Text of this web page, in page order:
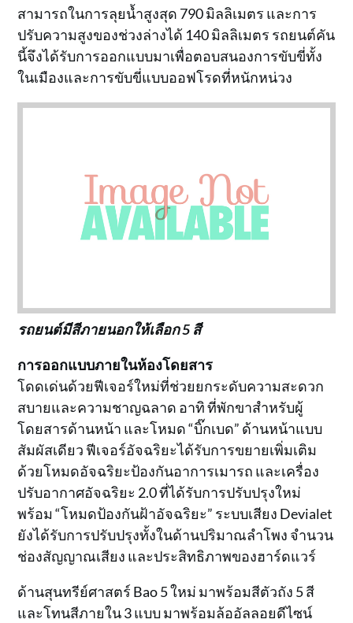
สามารถในการลุยน้ำสูงสุด 790 มิลลิเมตร และการ
ปรับความสูงของช่วงล่างได้ 140 มิลลิเมตร รถยนต์คัน
นี้จึงได้รับการออกแบบมาเพื่อตอบสนองการขับขี่ทั้ง
ในเมืองและการขับขี่แบบออฟโรดที่หนักหน่วง
รถยนต์มีสีภายนอกให้เลือก 5 สี
การออกแบบภายในห้องโดยสาร
โดดเด่นด้วยฟีเจอร์ใหม่ที่ช่วยยกระดับความสะดวก
สบายและความชาญฉลาด อาทิ ที่พักขาสำหรับผู้
โดยสารด้านหน้า และโหมด “บิ๊กเบด” ด้านหน้าแบบ
สัมผัสเดียว ฟีเจอร์อัจฉริยะได้รับการขยายเพิ่มเติม
ด้วยโหมดอัจฉริยะป้องกันอาการเมารถ และเครื่อง
ปรับอากาศอัจฉริยะ 2.0 ที่ได้รับการปรับปรุงใหม่
พร้อม “โหมดป้องกันฝ้าอัจฉริยะ” ระบบเสียง Devialet
ยังได้รับการปรับปรุงทั้งในด้านปริมาณลำโพง จำนวน
ช่องสัญญาณเสียง และประสิทธิภาพของฮาร์ดแวร์
ด้านสุนทรีย์ศาสตร์ Bao 5 ใหม่ มาพร้อมสีตัวถัง 5 สี
และโทนสีภายใน 3 แบบ มาพร้อมล้ออัลลอยดีไซน์